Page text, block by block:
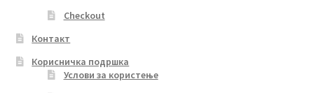
Checkout
Контакт
Корисничка подршка
Услови за користење